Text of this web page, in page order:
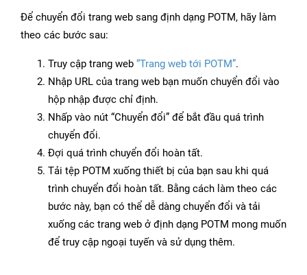
Để chuyển đổi trang web sang định dạng POTM, hãy làm
theo các bước sau:
Truy cập trang web “Trang web tới POTM”.
Nhập URL của trang web bạn muốn chuyển đổi vào
hộp nhập được chỉ định.
Nhấp vào nút “Chuyển đổi” để bắt đầu quá trình
chuyển đổi.
Đợi quá trình chuyển đổi hoàn tất.
Tải tệp POTM xuống thiết bị của bạn sau khi quá
trình chuyển đổi hoàn tất. Bằng cách làm theo các
bước này, bạn có thể dễ dàng chuyển đổi và tải
xuống các trang web ở định dạng POTM mong muốn
để truy cập ngoại tuyến và sử dụng thêm.